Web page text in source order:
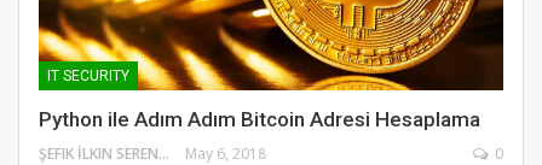
IT SECURITY
Python ile Adım Adım Bitcoin Adresi Hesaplama
ŞEFIK İLKIN SERENGIL May 6, 2018 0